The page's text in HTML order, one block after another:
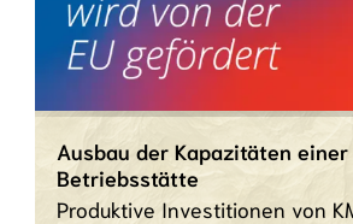
Ausbau der Kapazitäten
Betriebsstätte
Produktive Investitionen von